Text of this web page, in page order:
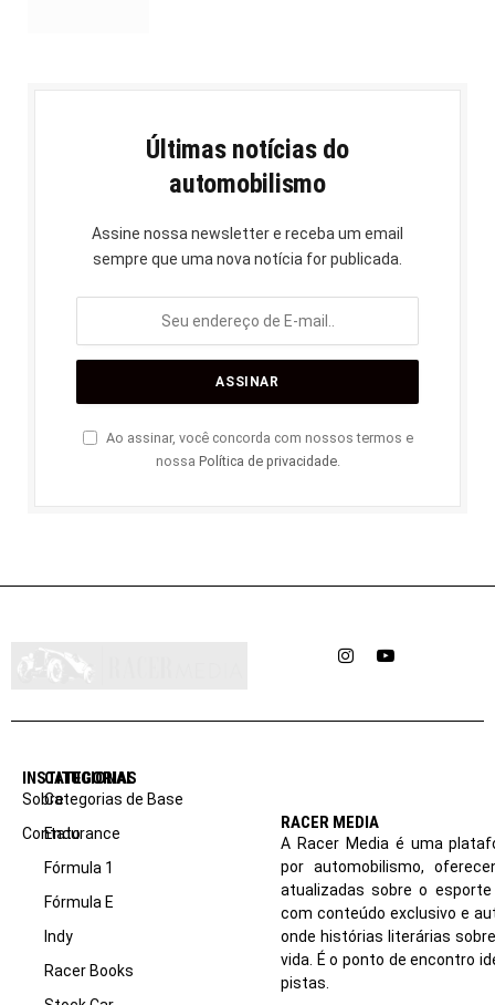
Últimas notícias do
automobilismo
Assine nossa newsletter e receba um email
sempre que uma nova notícia for publicada.
Ao assinar, você concorda com nossos termos e
nossa Política de privacidade.
InstagramYouTube
INSTITUCIONAL
Sobre
Contato
CATEGORIAS
Categorias de Base
Endurance
Fórmula 1
Fórmula E
Indy
Racer Books
RACER MEDIA
A Racer Media é uma
por automobilismo,
atualizadas sobre o
com conteúdo exclusivo e
onde histórias literárias
vida. É o ponto de encontro
pistas.